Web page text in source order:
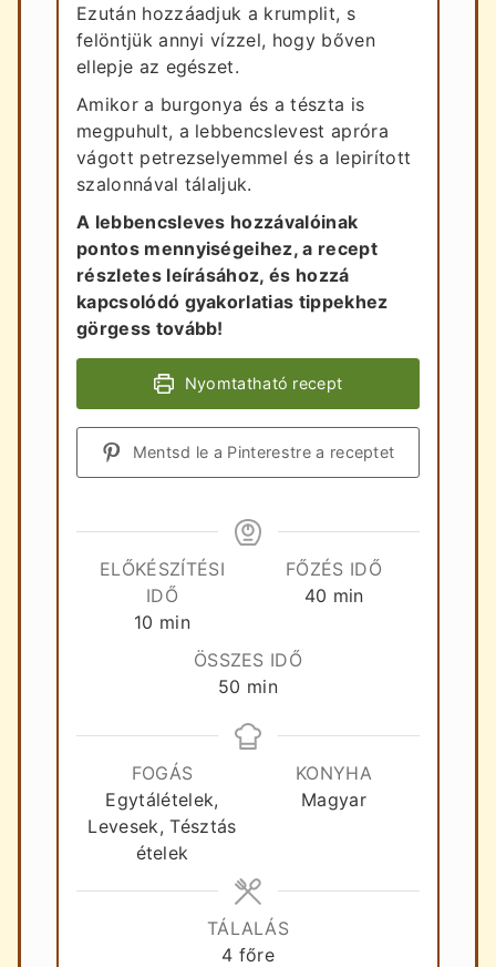
Ezután hozzáadjuk a krumplit, s
felöntjük annyi vízzel, hogy bőven
ellepje az egészet.
Amikor a burgonya és a tészta is
megpuhult, a lebbencslevest apróra
vágott petrezselyemmel és a lepirított
szalonnával tálaljuk.
A lebbencsleves hozzávalóinak
pontos mennyiségeihez, a recept
részletes leírásához, és hozzá
kapcsolódó gyakorlatias tippekhez
görgess tovább!
Nyomtatható recept
Mentsd le a Pinterestre a receptet
ELŐKÉSZÍTÉSI
IDŐ
10 perc
min
FŐZÉS IDŐ
40 perc
min
ÖSSZES IDŐ
50 perc
min
FOGÁS
Egytálételek,
Levesek, Tésztás
ételek
KONYHA
Magyar
TÁLALÁS
4 főre